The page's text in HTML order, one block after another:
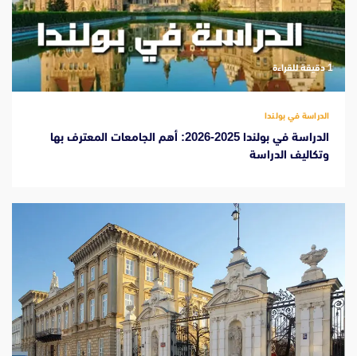
‫1 دقيقة للقراءة
الدراسة في بولندا
الدراسة في بولندا 2025-2026: أهم الجامعات المعترف بها
وتكاليف الدراسة